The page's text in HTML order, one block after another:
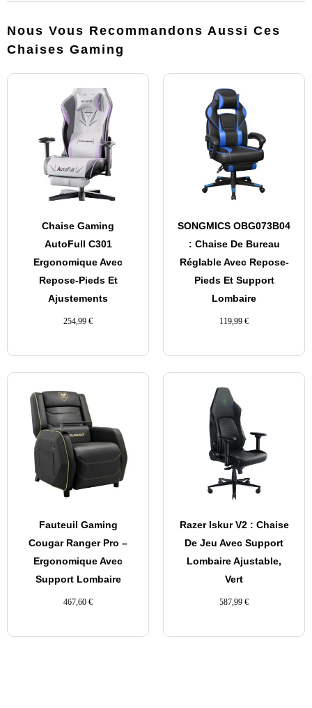
Nous Vous Recommandons Aussi Ces
Chaises Gaming
Chaise Gaming
AutoFull C301
Ergonomique Avec
Repose-Pieds Et
Ajustements
254,99 €
SONGMICS OBG073B04
: Chaise De Bureau
Réglable Avec Repose-
Pieds Et Support
Lombaire
119,99 €
Fauteuil Gaming
Cougar Ranger Pro –
Ergonomique Avec
Support Lombaire
467,60 €
Razer Iskur V2 : Chaise
De Jeu Avec Support
Lombaire Ajustable,
Vert
587,99 €